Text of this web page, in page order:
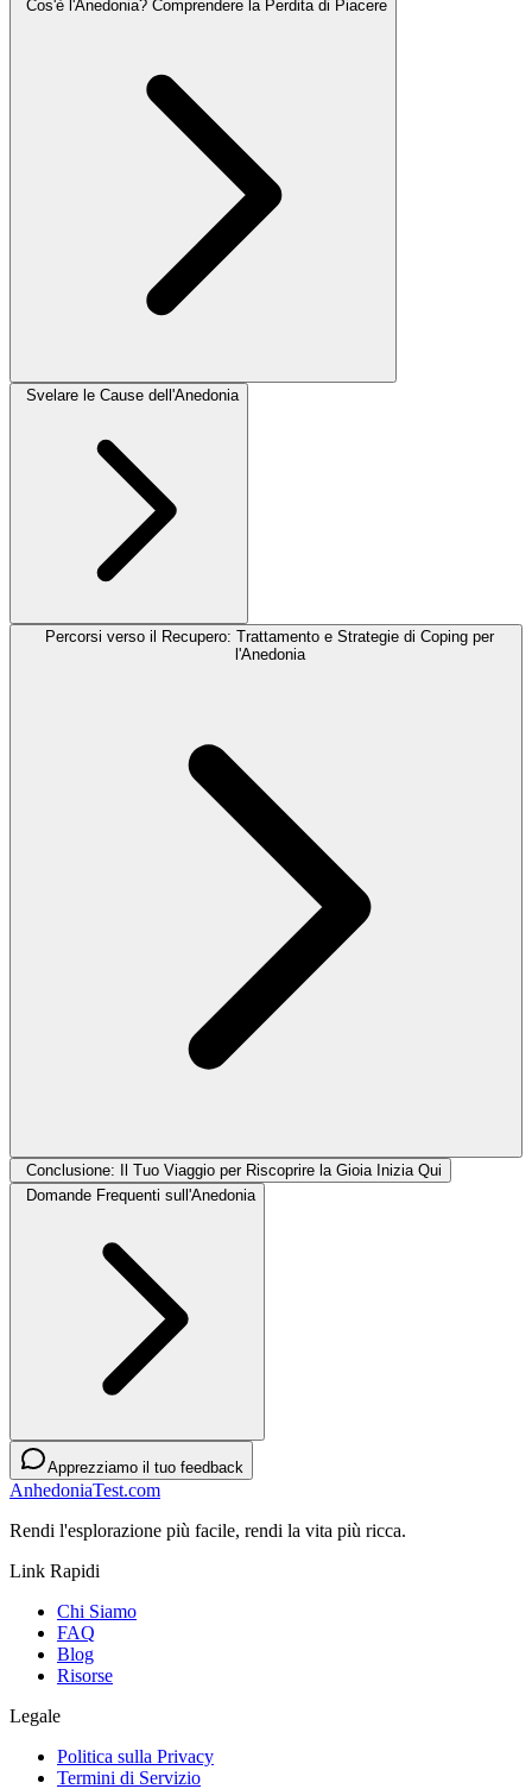
Cos'è l'Anedonia? Comprendere la Perdita di Piacere
Svelare le Cause dell'Anedonia
Percorsi verso il Recupero: Trattamento e Strategie di Coping per
l'Anedonia
Conclusione: Il Tuo Viaggio per Riscoprire la Gioia Inizia Qui
Domande Frequenti sull'Anedonia
Apprezziamo il tuo feedback
AnhedoniaTest.com
Rendi l'esplorazione più facile, rendi la vita più ricca.
Link Rapidi
Chi Siamo
FAQ
Blog
Risorse
Legale
Politica sulla Privacy
Termini di Servizio